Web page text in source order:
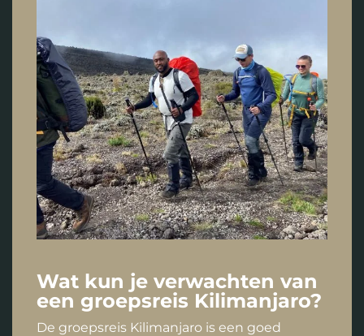
Wat kun je verwachten van
een groepsreis Kilimanjaro?
De groepsreis Kilimanjaro is een goed